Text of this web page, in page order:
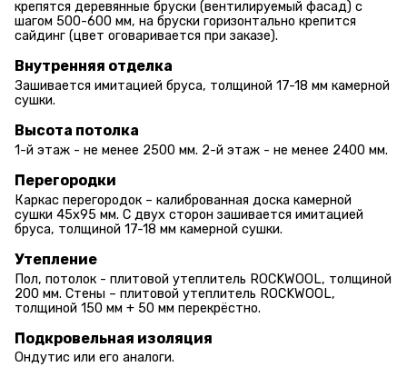
крепятся деревянные бруски (вентилируемый фасад) с
шагом 500-600 мм, на бруски горизонтально крепится
сайдинг (цвет оговаривается при заказе).
Внутренняя отделка
Зашивается имитацией бруса, толщиной 17-18 мм камерной
сушки.
Высота потолка
1-й этаж - не менее 2500 мм. 2-й этаж - не менее 2400 мм.
Перегородки
Каркас перегородок – калиброванная доска камерной
сушки 45х95 мм. С двух сторон зашивается имитацией
бруса, толщиной 17-18 мм камерной сушки.
Утепление
Пол, потолок - плитовой утеплитель ROCKWOOL, толщиной
200 мм. Стены – плитовой утеплитель ROCKWOOL,
толщиной 150 мм + 50 мм перекрёстно.
Подкровельная изоляция
Ондутис или его аналоги.